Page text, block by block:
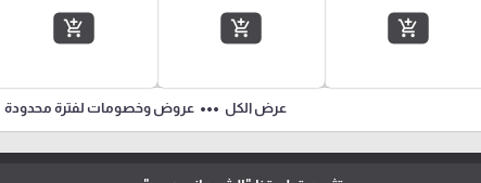
add_shopping_cart
add_shopping_cart
add_shopping_cart
عرض الكل more_horiz عروض وخصومات لفترة محدودة